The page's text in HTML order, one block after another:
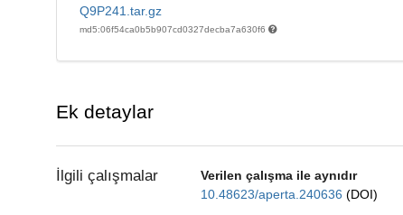
Q9P241.tar.gz
md5:06f54ca0b5b907cd0327decba7a630f6
Ek detaylar
İlgili çalışmalar
Verilen çalışma ile aynıdır
10.48623/aperta.240636 (DOI)